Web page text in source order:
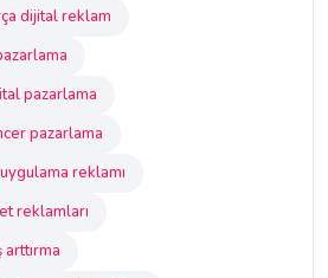
dijital reklam
pazarlama
pazarlama
reklamı
reklamları